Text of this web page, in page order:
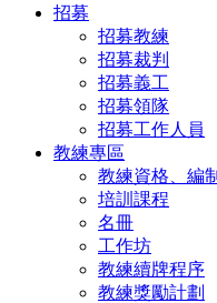
招募
招募教練
招募裁判
招募義工
招募領隊
招募工作人員
教練專區
教練資格、編
培訓課程
名冊
工作坊
教練續牌程序
教練獎勵計劃